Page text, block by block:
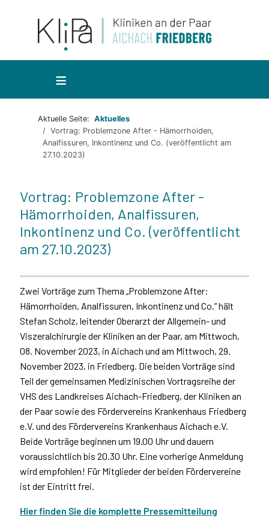
≡
Aktuelle Seite: Aktuelles
Vortrag: Problemzone After - Hämorrhoiden,
Analfissuren, Inkontinenz und Co. (veröffentlicht am
27.10.2023)
Vortrag: Problemzone After -
Hämorrhoiden, Analfissuren,
Inkontinenz und Co. (veröffentlicht
am 27.10.2023)
Zwei Vorträge zum Thema „Problemzone After:
Hämorrhoiden, Analfissuren, Inkontinenz und Co.“ hält
Stefan Scholz, leitender Oberarzt der Allgemein- und
Viszeralchirurgie der Kliniken an der Paar, am Mittwoch,
08. November 2023, in Aichach und am Mittwoch, 29.
November 2023, in Friedberg. Die beiden Vorträge sind
Teil der gemeinsamen Medizinischen Vortragsreihe der
VHS des Landkreises Aichach-Friedberg, der Kliniken an
der Paar sowie des Fördervereins Krankenhaus Friedberg
e.V. und des Fördervereins Krankenhaus Aichach e.V.
Beide Vorträge beginnen um 19.00 Uhr und dauern
voraussichtlich bis 20.30 Uhr. Eine vorherige Anmeldung
wird empfohlen! Für Mitglieder der beiden Fördervereine
ist der Eintritt frei.
Hier finden Sie die komplette Pressemitteilung